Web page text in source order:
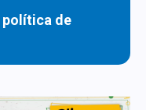
política de